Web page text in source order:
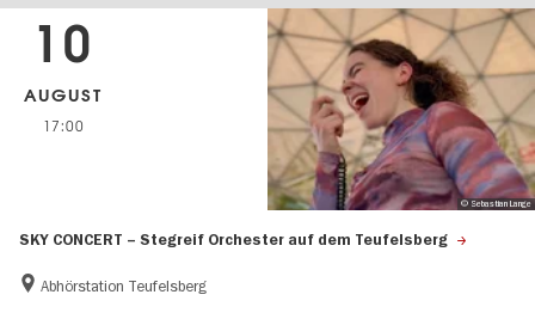
SKY CONCERT – Stegreif Orchester auf dem Teufelsberg
Abhörstation Teufelsberg
10
AUGUST
17:00
© Sebastian Lange